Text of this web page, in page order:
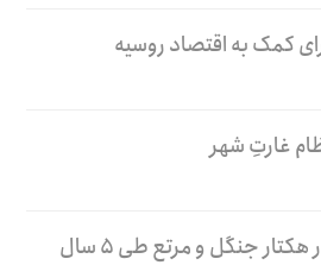
کمک به اقتصاد روسیه
غارتِ شهر